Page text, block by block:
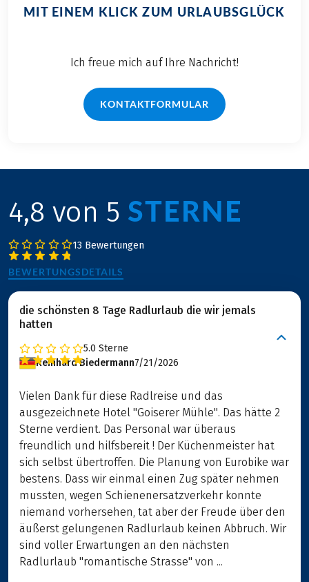
unseren Eurobike
MIT EINEM KLICK ZUM URLAUBSGLÜCK
Ich freue mich auf Ihre Nachricht!
KONTAKTFORMULAR
4,8 von 5 STERNE
13 Bewertungen
BEWERTUNGSDETAILS
die schönsten 8 Tage Radlurlaub die wir jemals
hatten
5.0 Sterne
Reinhard Biedermann7/21/2026
Vielen Dank für diese Radlreise und das
ausgezeichnete Hotel "Goiserer Mühle". Das hätte 2
Sterne verdient. Das Personal war überaus
freundlich und hilfsbereit ! Der Küchenmeister hat
sich selbst übertroffen. Die Planung von Eurobike war
bestens. Dass wir einmal einen Zug später nehmen
mussten, wegen Schienenersatzverkehr konnte
niemand vorhersehen, tat aber der Freude über den
äußerst gelungenen Radlurlaub keinen Abbruch. Wir
sind voller Erwartungen an den nächsten
Radlurlaub "romantische Strasse" von ...